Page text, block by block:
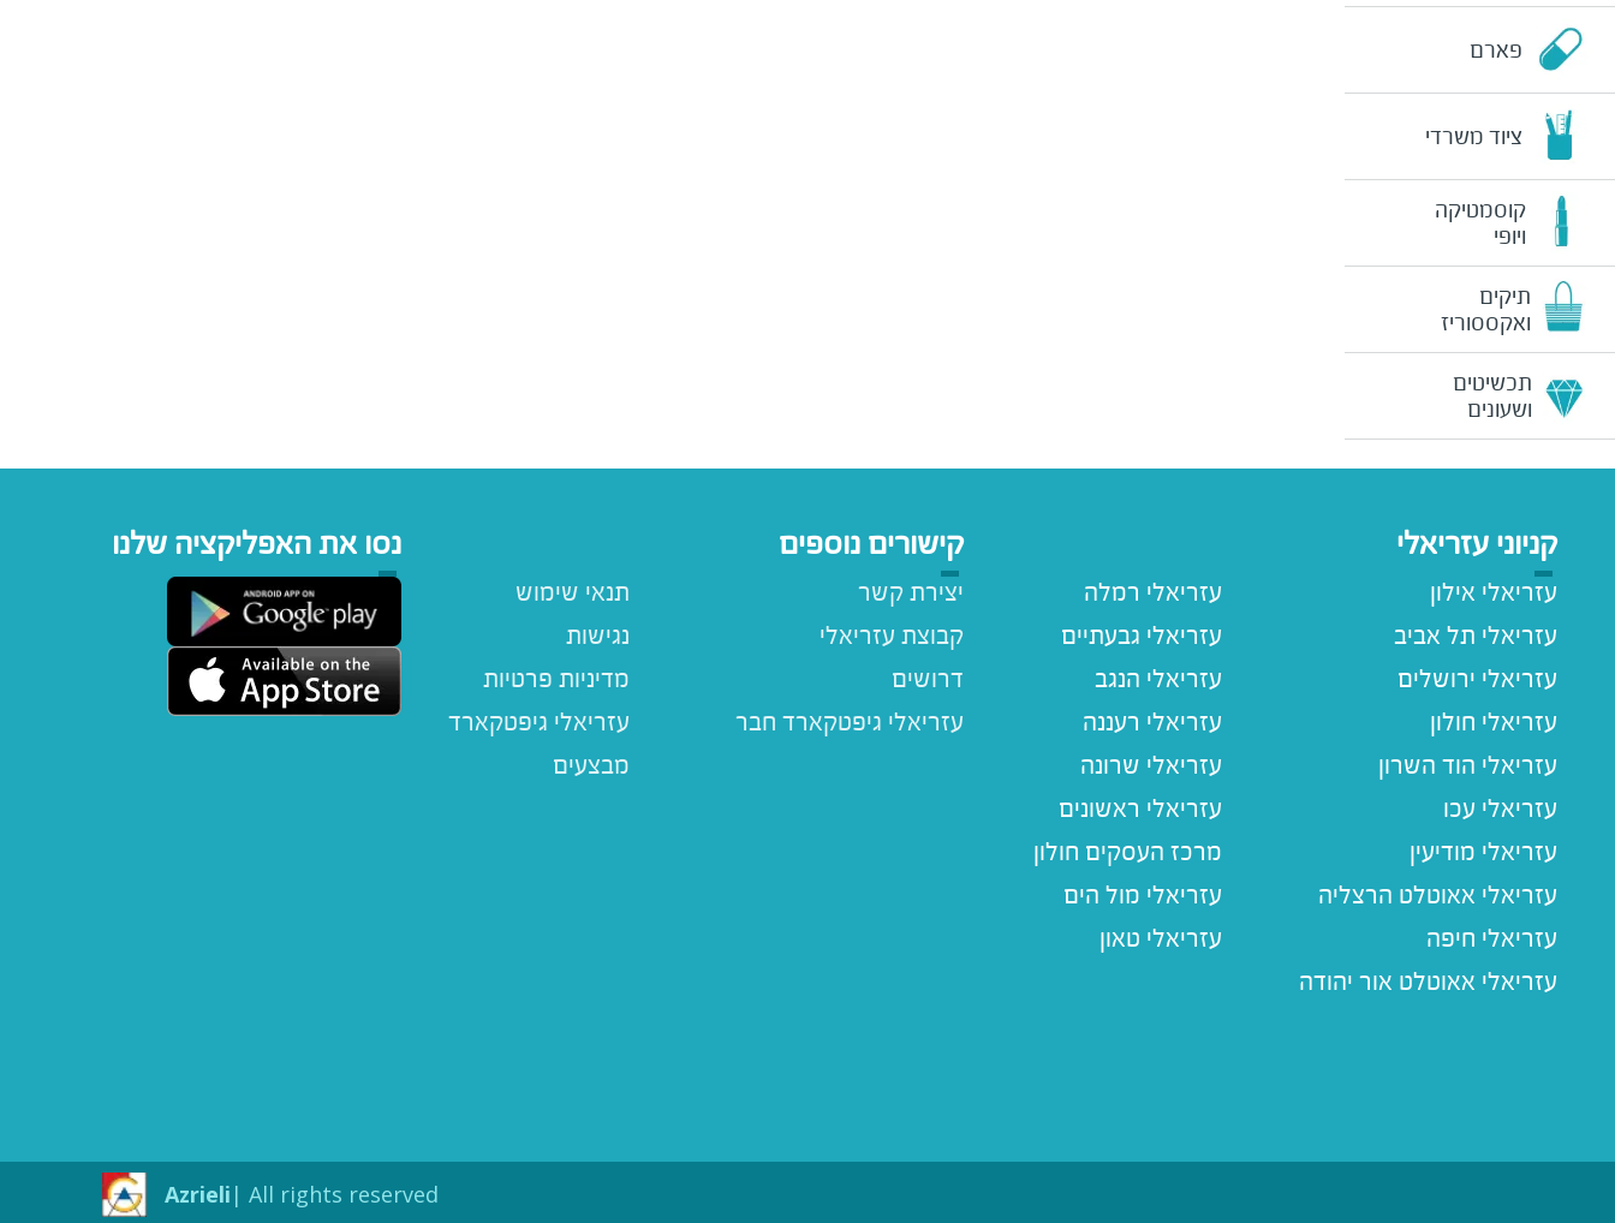
פארם
ציוד משרדי
קוסמטיקה
ויופי
תיקים
ואקססוריז
תכשיטים
ושעונים
קניוני עזריאלי
עזריאלי אילון
עזריאלי תל אביב
עזריאלי ירושלים
עזריאלי חולון
עזריאלי הוד השרון
עזריאלי עכו
עזריאלי מודיעין
עזריאלי אאוטלט הרצליה
עזריאלי חיפה
עזריאלי אאוטלט אור יהודה
עזריאלי רמלה
עזריאלי גבעתיים
עזריאלי הנגב
עזריאלי רעננה
עזריאלי שרונה
עזריאלי ראשונים
מרכז העסקים חולון
עזריאלי מול הים
עזריאלי טאון
קישורים נוספים
תנאי שימוש
נגישות
מדיניות פרטיות
עזריאלי גיפטקארד
מבצעים
יצירת קשר
קבוצת עזריאלי
דרושים
נסו את האפליקציה שלנו
All rights reserved |
Azrieli